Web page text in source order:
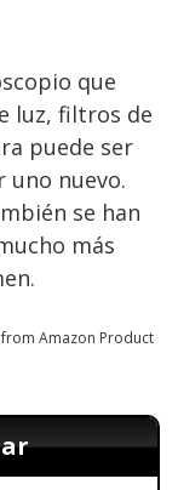
que
luz, filtros de
puede ser
uno nuevo.
se han
más
Amazon Product